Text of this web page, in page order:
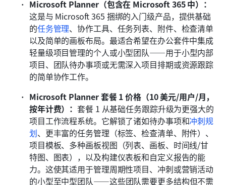
Microsoft Planner（包含在 Microsoft 365 中）：
这是与 Microsoft 365 捆绑的入门级产品，提供基础
的任务管理、协作工具、任务列表、附件、检查清单
以及简单的画板布局。最适合希望在办公套件中集成
轻量级项目管理的个人或小型团队——用于小型内部
项目、团队待办事项或无需深入项目排期或资源跟踪
的简单协作工作。
Microsoft Planner 套餐 1 价格（10 美元/用户/月，
按年计费）：套餐 1 从基础任务跟踪升级为更强大的
项目工作流程系统。它解锁了诸如待办事项和冲刺规
划、更丰富的任务管理（标签、检查清单、附件）、
项目模板、多种画板视图（列表、画板、时间线/甘
特图、图表），以及构建仪表板和自定义报告的能
力。这使其适用于管理周期性项目、冲刺或营销活动
的小型至中型团队——这些团队需要更多结构但不需